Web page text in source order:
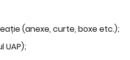
(anexe, curte, boxe etc.);
UAP);